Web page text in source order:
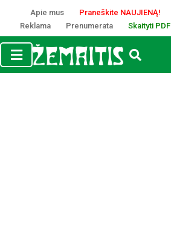
Apie mus
Praneškite NAUJIENĄ!
Reklama
Prenumerata Skaityti PDF